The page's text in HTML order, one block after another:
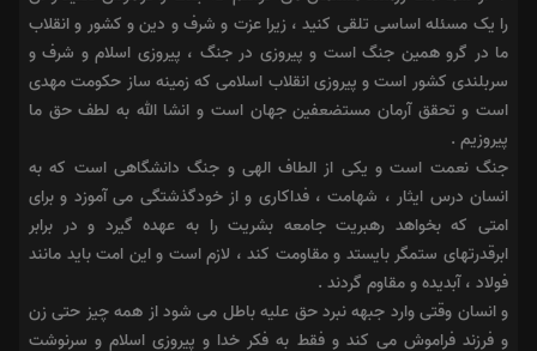
را یک مسئله اساسى تلقى کنید ، زیرا عزت و شرف و دین و کشور و انقلاب
ما در گرو همین جنگ است و پیروزى در جنگ ، پیروزى اسلام و شرف و
سربلندى کشور است و پیروزى انقلاب اسلامى که زمینه ساز حکومت مهدى
است و تحقق آرمان مستضعفین جهان است و انشا الله به لطف حق ما
پیروزیم .
جنگ نعمت است و یکى از الطاف الهى و جنگ دانشگاهى است که به
انسان درس ایثار ، شهامت ، فداکارى و از خودگذشتگى مى آموزد و براى
امتى که بخواهد رهبریت جامعه بشریت را به عهده گیرد و در برابر
ابرقدرتهاى ستمگر بایستد و مقاومت کند ، لازم است و این امت باید مانند
فولاد ، آبدیده و مقاوم گردند .
و انسان وقتى وارد جبهه نبرد حق علیه باطل مى شود از همه چیز حتى زن
و فرزند فراموش مى کند و فقط به فکر خدا و پیروزى اسلام و سرنوشت